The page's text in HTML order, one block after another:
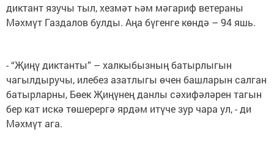
диктант язучы тыл, хезмәт һәм мәгариф ветераны
Мәхмүт Газдалов булды. Аңа бүгенге көндә – 94 яшь.
- “Җиңү диктанты” – халкыбызның батырлыгын
чагылдыручы, илебез азатлыгы өчен башларын салган
батырларны, Бөек Җиңүнең данлы сәхифәләрен тагын
бер кат искә төшерергә ярдәм итүче зур чара ул, - ди
Мәхмүт ага.